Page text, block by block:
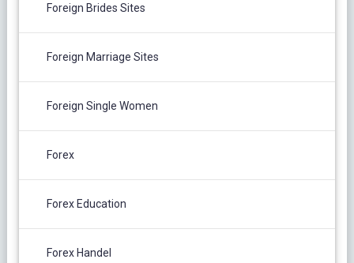
Foreign Brides Sites
Foreign Marriage Sites
Foreign Single Women
Forex
Forex Education
Forex Handel